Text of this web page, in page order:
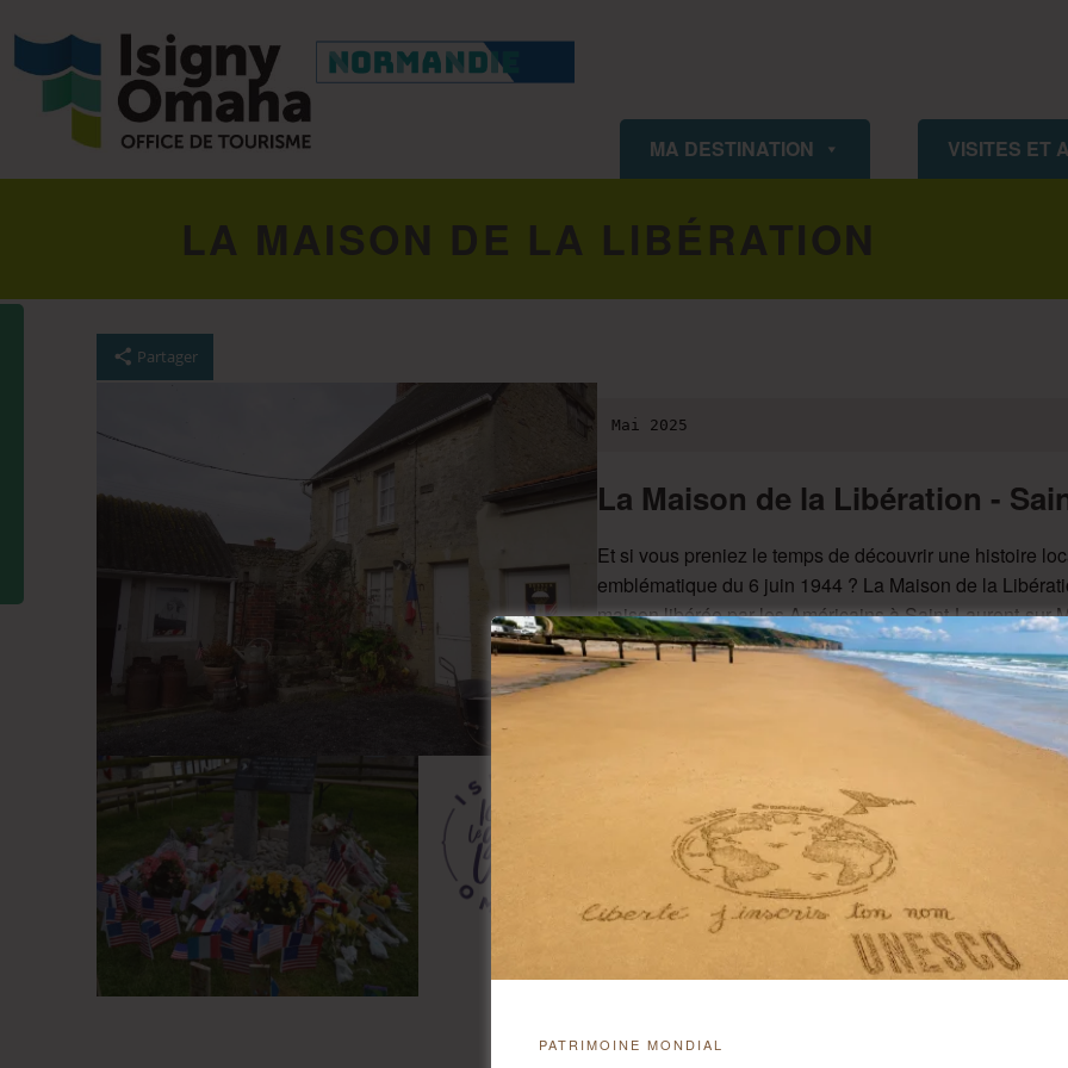
MA DESTINATION VISITES ET
LA MAISON DE LA LIBÉRATION
Mai 2025
La Maison de la Libération -
Et si vous preniez le temps de découvrir une histoire
emblématique du 6 juin 1944 ? La Maison de la
maison libérée par les Américains à Saint-Laurent-sur-
Ce site témoin du Jour J rend hommage aux
parachutistes de la 101e Airborne, aux Alliés, mais
chargée d’émotions, ancrée dans les récits moins
- Visite libre des extérieurs de la maison de 10h à 18h30
- Visite privée des intérieurs reconstitués « années 40
- Les Veillées d’Omaha, en soirée, avec témoignages
Tarifs : Don libre à l’association Les Fleurs de la
Partager
PATRIMOINE MONDIAL